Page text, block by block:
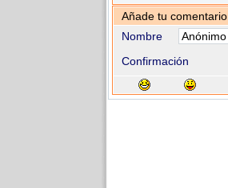
Añade tu comentario
Nombre
Confirmación